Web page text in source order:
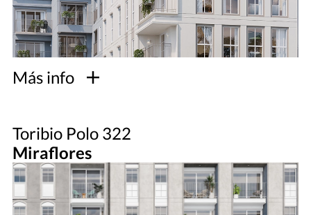
Más info
Toribio Polo 322
Miraflores